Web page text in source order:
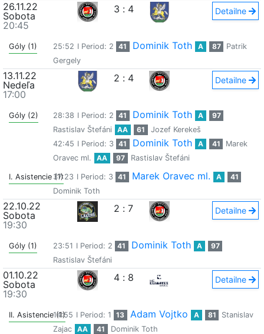
26.11.22
Sobota
20:45
3 : 4 Detailne
Góly (1) 25:52 I Period: 2 41 Dominik Toth A 87
Patrik
Gergely
13.11.22
Nedeľa
17:00
2 : 4 Detailne
Góly (2) 28:38 I Period: 2 41 Dominik Toth A
97
Rastislav Štefáni
AA 61
Jozef Kerekeš
42:45 I Period: 3 41 Dominik Toth A 41
Marek
Oravec ml.
AA 97 Rastislav Štefáni
I. Asistencie (1)37:23 I Period: 3 41 Marek Oravec ml. A
41
Dominik Toth
22.10.22
Sobota
19:30
2 : 7 Detailne
Góly (1) 23:51 I Period: 2 41 Dominik Toth A
97
Rastislav Štefáni
01.10.22
Sobota
19:30
4 : 8 Detailne
II. Asistencie (1)
14:55 I Period: 1 13 Adam Vojtko A 81
Stanislav
Zajac
AA 41 Dominik Toth